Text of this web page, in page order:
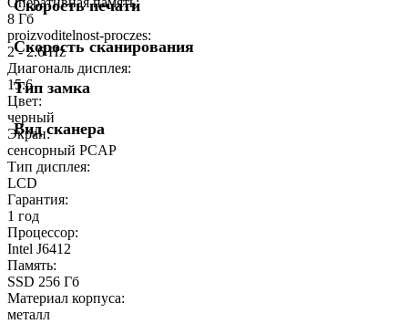
Скорость печати
Скорость сканирования
Тип замка
Вид сканера
8 Гб
proizvoditelnost-proczes:
2 - 2.6 Hz
Диагональ дисплея:
15.6
Цвет:
черный
Экран:
сенсорный PCAP
Тип дисплея:
LCD
Гарантия:
1 год
Процессор:
Intel J6412
Память:
SSD 256 Гб
Материал корпуса:
металл